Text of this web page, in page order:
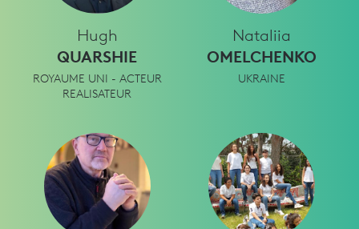
Hugh
QUARSHIE
ROYAUME UNI - ACTEUR
REALISATEUR
Nataliia
OMELCHENKO
UKRAINE